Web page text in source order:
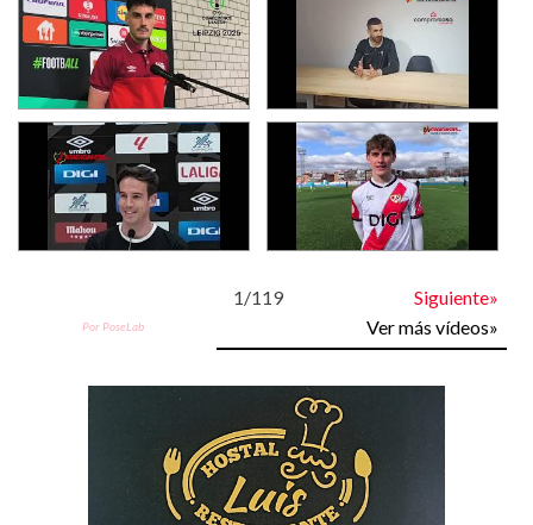
1/119 Siguiente»
Por PoseLab Ver más vídeos»